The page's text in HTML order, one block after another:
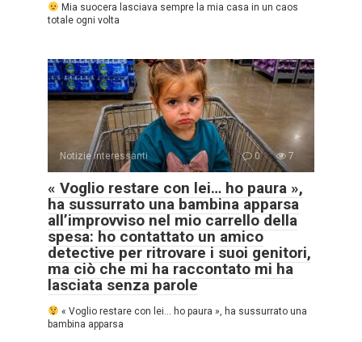
Mia suocera lasciava sempre la mia casa in un caos
totale ogni volta
Notizie interessanti 0 7
« Voglio restare con lei… ho paura »,
ha sussurrato una bambina apparsa
all’improvviso nel mio carrello della
spesa: ho contattato un amico
detective per ritrovare i suoi genitori,
ma ciò che mi ha raccontato mi ha
lasciata senza parole
« Voglio restare con lei… ho paura », ha sussurrato una
bambina apparsa